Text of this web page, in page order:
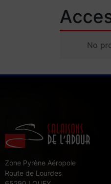
No
Zone Pyrène Aéropole
Route de Lourdes